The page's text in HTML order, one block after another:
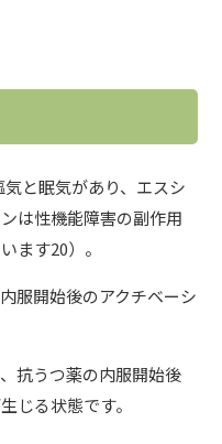
と眠気があり、エスシ
は性機能障害の副作用
ます20）。
服開始後のアクチベーシ
抗うつ薬の内服開始後
じる状態です。